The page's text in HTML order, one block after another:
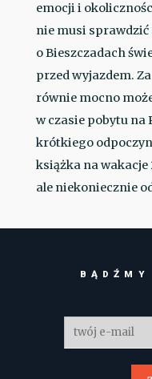
emocji i
nie musi sprawdzić
o Bieszczadach
przed wyjazdem.
równie mocno
w czasie pobytu na
krótkiego
książka na wakacje
ale niekoniecznie